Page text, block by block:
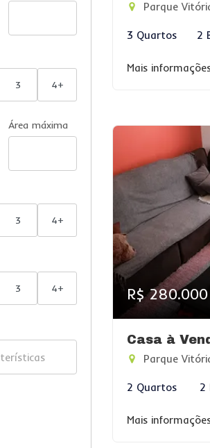
3 4+
Área máxima
3 4+
3 4+
Parque
3 Quartos 2
Mais
R$ 280.000
Casa à
Parque
2 Quartos 2
Mais